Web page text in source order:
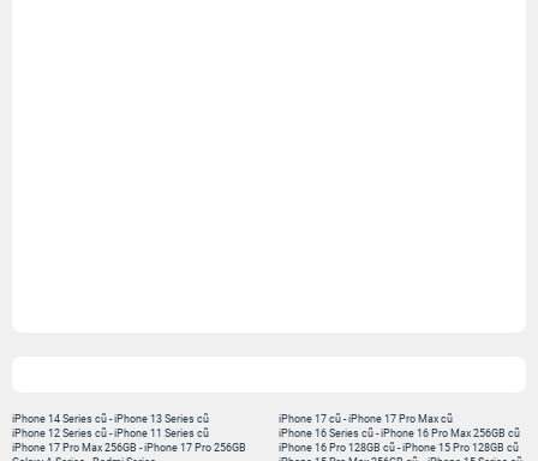
iPhone 14 Series cũ -iPhone 13 Series cũ
iPhone 12 Series cũ -iPhone 11 Series cũ
iPhone 17 Pro Max 256GB -iPhone 17 Pro 256GB
iPhone 17 cũ-iPhone 17 Pro Max cũ
iPhone 16 Series cũ- iPhone 16 Pro Max 256GB cũ
iPhone 16 Pro 128GB cũ-iPhone 15 Pro 128GB cũ